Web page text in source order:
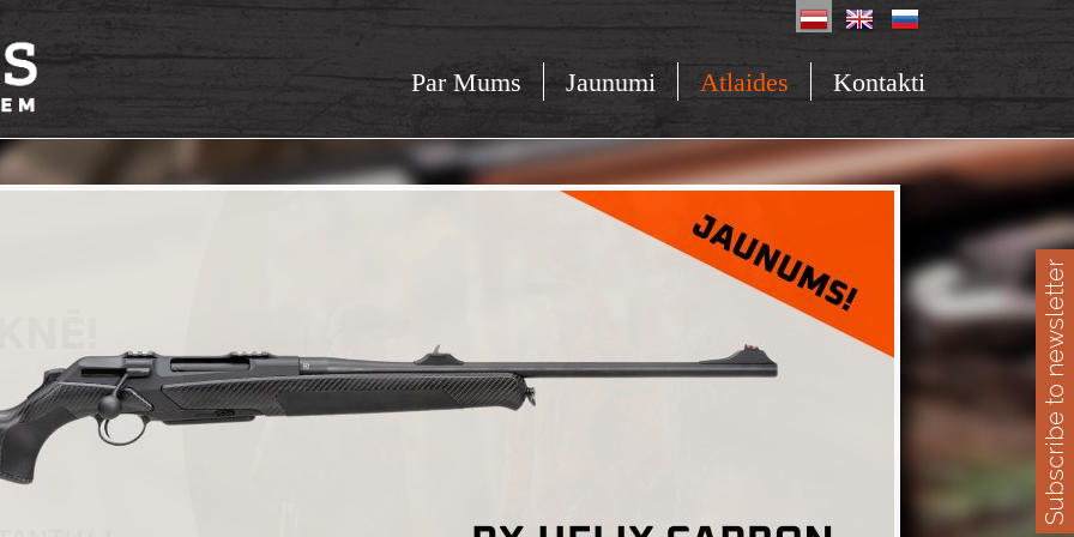
Par Mums Jaunumi Atlaides Kontakti
Subscribe to newsletter